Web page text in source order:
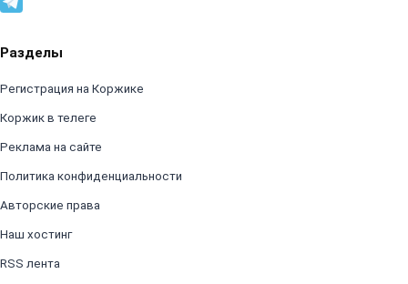
Разделы
Регистрация на Коржике
Коржик в телеге
Реклама на сайте
Политика конфиденциальности
Авторские права
Наш хостинг
RSS лента